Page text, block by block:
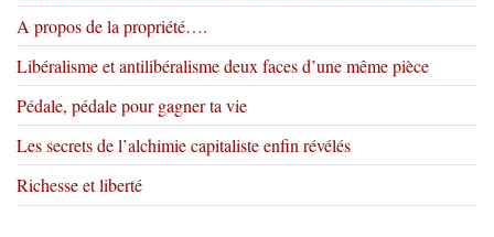
A propos de la propriété….
Libéralisme et antilibéralisme deux faces d’une même pièce
Pédale, pédale pour gagner ta vie
Les secrets de l’alchimie capitaliste enfin révélés
Richesse et liberté